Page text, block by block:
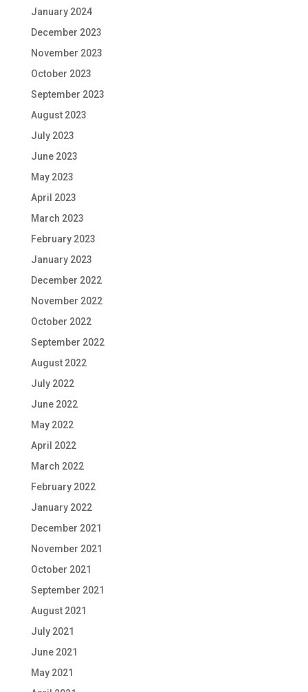
January 2024
December 2023
November 2023
October 2023
September 2023
August 2023
July 2023
June 2023
May 2023
April 2023
March 2023
February 2023
January 2023
December 2022
November 2022
October 2022
September 2022
August 2022
July 2022
June 2022
May 2022
April 2022
March 2022
February 2022
January 2022
December 2021
November 2021
October 2021
September 2021
August 2021
July 2021
June 2021
May 2021